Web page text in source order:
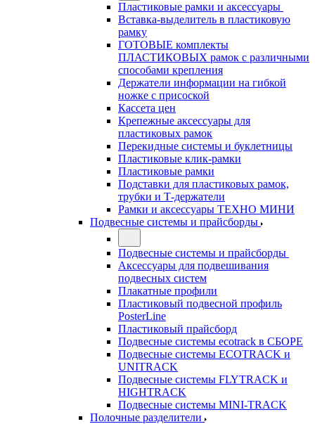
Пластиковые рамки и аксессуары
Вставка-выделитель в пластиковую
рамку
ГОТОВЫЕ комплекты
ПЛАСТИКОВЫХ рамок с различными
способами крепления
Держатели информации на гибкой
ножке с присоской
Кассета цен
Крепежные аксессуары для
пластиковых рамок
Перекидные системы и буклетницы
Пластиковые клик-рамки
Пластиковые рамки
Подставки для пластиковых рамок,
трубки и Т-держатели
Рамки и аксессуары ТЕХНО МИНИ
Подвесные системы и прайсборды
Подвесные системы и прайсборды
Аксессуары для подвешивания
подвесных систем
Плакатные профили
Пластиковый подвесной профиль
PosterLine
Пластиковый прайсборд
Подвесные системы ecotrack в СБОРЕ
Подвесные системы ECOTRACK и
UNITRACK
Подвесные системы FLYTRACK и
HIGHTRACK
Подвесные системы MINI-TRACK
Полочные разделители